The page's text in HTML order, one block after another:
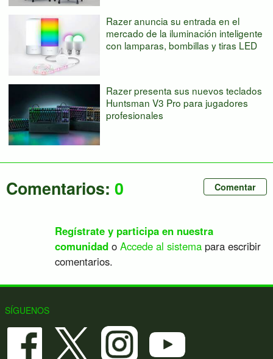
Razer anuncia su entrada en el
mercado de la iluminación inteligente
con lamparas, bombillas y tiras LED
Razer presenta sus nuevos teclados
Huntsman V3 Pro para jugadores
profesionales
Comentarios:0 Comentar
Regístrate y participa en nuestra
comunidad oAccede al sistema para escribir
comentarios.
SÍGUENOS